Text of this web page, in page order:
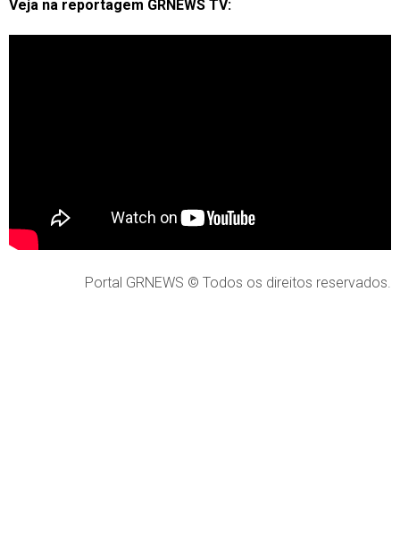
Veja na reportagem GRNEWS TV:
Portal GRNEWS © Todos os direitos reservados.